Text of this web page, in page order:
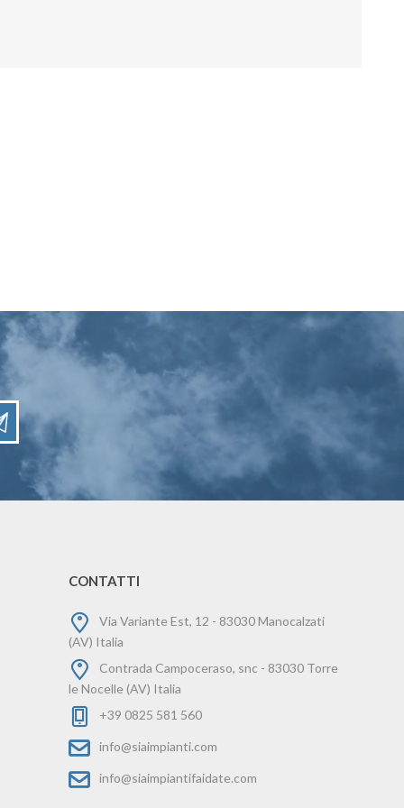
CONTATTI
Via Variante Est, 12 - 83030 Manocalzati
(AV) Italia
Contrada Campoceraso, snc - 83030 Torre
le Nocelle (AV) Italia
+39 0825 581 560
info@siaimpianti.com
info@siaimpiantifaidate.com